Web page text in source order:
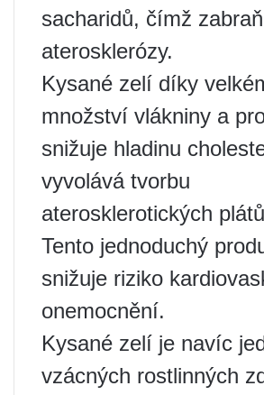
sacharidů, čímž
aterosklerózy.
Kysané zelí díky
množství vlákniny a
snižuje hladinu
vyvolává tvorbu
aterosklerotických
Tento jednoduchý
snižuje riziko
onemocnění.
Kysané zelí je navíc
vzácných rostlinných